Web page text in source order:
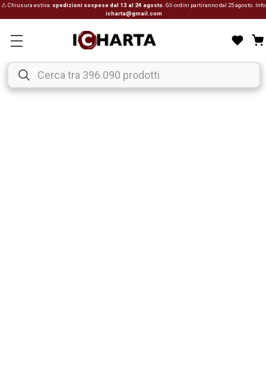
⚠ Chiusura estiva: spedizioni sospese dal 13 al 24 agosto . Gli ordini partiranno dal 25 agosto. Info:
icharta@gmail.com